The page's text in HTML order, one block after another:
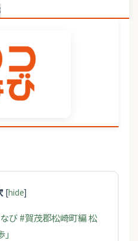
[hide]
び #賀茂郡松崎町編 松